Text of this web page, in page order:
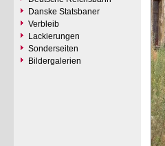
Danske Statsbaner
Verbleib
Lackierungen
Sonderseiten
Bildergalerien